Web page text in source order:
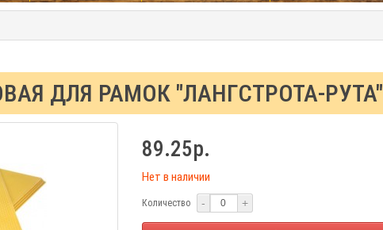
ДЛЯ РАМОК "ЛАНГСТРОТА-РУТА"
89.25р.
Нет в наличии
Количество - +